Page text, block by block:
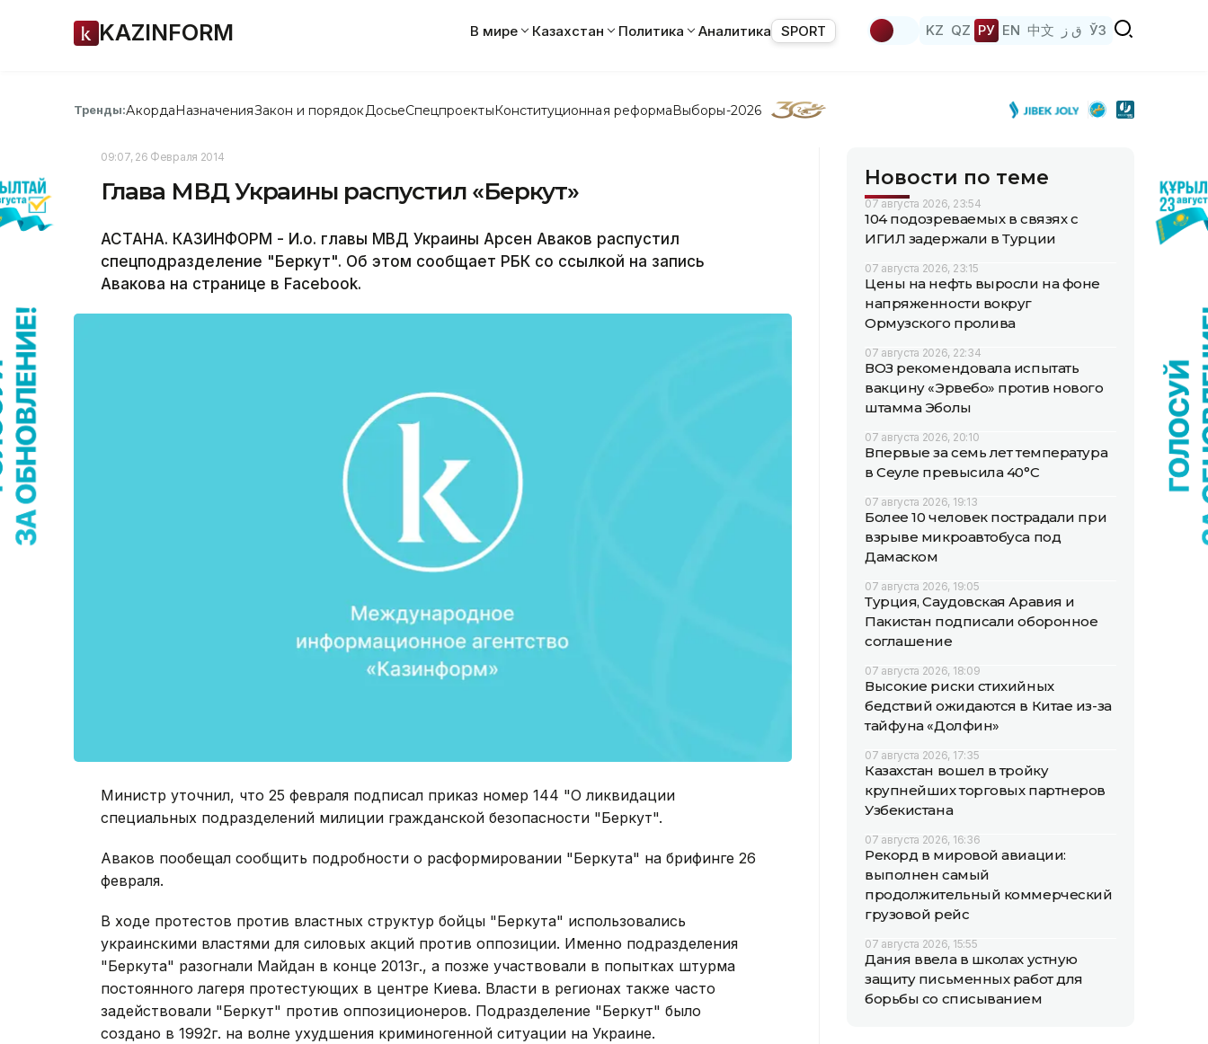
KAZINFORM В мире Казахстан Политика Аналитика SPORT KZ QZ РУ EN 中文 ق ز ЎЗ
Тренды:АкордаНазначенияЗакон и порядок ДосьеСпецпроектыКонституционная реформаВыборы-2026
09:07, 26 Февраля 2014
Глава МВД Украины распустил «Беркут»
АСТАНА. КАЗИНФОРМ - И.о. главы МВД Украины Арсен Аваков распустил
спецподразделение "Беркут". Об этом сообщает РБК со ссылкой на запись
Авакова на странице в Facebook.
Министр уточнил, что 25 февраля подписал приказ номер 144 "О ликвидации
специальных подразделений милиции гражданской безопасности "Беркут".
Аваков пообещал сообщить подробности о расформировании "Беркута" на брифинге 26
февраля.
В ходе протестов против властных структур бойцы "Беркута" использовались
украинскими властями для силовых акций против оппозиции. Именно подразделения
"Беркута" разогнали Майдан в конце 2013г., а позже участвовали в попытках штурма
постоянного лагеря протестующих в центре Киева. Власти в регионах также часто
задействовали "Беркут" против оппозиционеров. Подразделение "Беркут" было
создано в 1992г. на волне ухудшения криминогенной ситуации на Украине.
Новости по теме
07 августа 2026, 23:54
104 подозреваемых в связях с
ИГИЛ задержали в Турции
07 августа 2026, 23:15
Цены на нефть выросли на фоне
напряженности вокруг
Ормузского пролива
07 августа 2026, 22:34
ВОЗ рекомендовала испытать
вакцину «Эрвебо» против нового
штамма Эболы
07 августа 2026, 20:10
Впервые за семь лет температура
в Сеуле превысила 40°C
07 августа 2026, 19:13
Более 10 человек пострадали при
взрыве микроавтобуса под
Дамаском
07 августа 2026, 19:05
Турция, Саудовская Аравия и
Пакистан подписали оборонное
соглашение
07 августа 2026, 18:09
Высокие риски стихийных
бедствий ожидаются в Китае из-за
тайфуна «Долфин»
07 августа 2026, 17:35
Казахстан вошел в тройку
крупнейших торговых партнеров
Узбекистана
07 августа 2026, 16:36
Рекорд в мировой авиации:
выполнен самый
продолжительный коммерческий
грузовой рейс
07 августа 2026, 15:55
Дания ввела в школах устную
защиту письменных работ для
борьбы со списыванием